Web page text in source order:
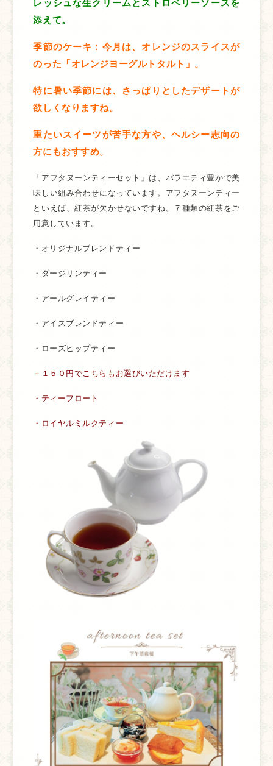
レッシュな生クリームとストロベリーソースを
添えて。
季節のケーキ：今月は、オレンジのスライスが
のった「オレンジヨーグルトタルト」。
特に暑い季節には、さっぱりとしたデザートが
欲しくなりますね。
重たいスイーツが苦手な方や、ヘルシー志向の
方にもおすすめ。
「アフタヌーンティーセット」は、バラエティ豊かで美
味しい組み合わせになっています。アフタヌーンティー
といえば、紅茶が欠かせないですね。７種類の紅茶をご
用意しています。
・オリジナルブレンドティー
・ダージリンティー
・アールグレイティー
・アイスブレンドティー
・ローズヒップティー
＋１５０円でこちらもお選びいただけます
・ティーフロート
・ロイヤルミルクティー